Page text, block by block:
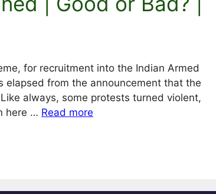
for recruitment into the Indian Armed
elapsed from the announcement that the
always, some protests turned violent,
here … Read more